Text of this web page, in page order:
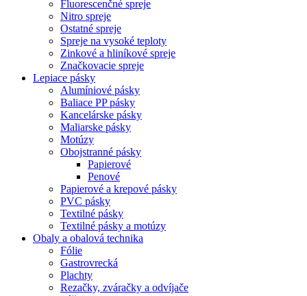
Fluorescenčné spreje
Nitro spreje
Ostatné spreje
Spreje na vysoké teploty
Zinkové a hliníkové spreje
Značkovacie spreje
Lepiace pásky
Alumíniové pásky
Baliace PP pásky
Kancelárske pásky
Maliarske pásky
Motúzy
Obojstranné pásky
Papierové
Penové
Papierové a krepové pásky
PVC pásky
Textilné pásky
Textilné pásky a motúzy
Obaly a obalová technika
Fólie
Gastrovrecká
Plachty
Rezačky, zváračky a odvíjače